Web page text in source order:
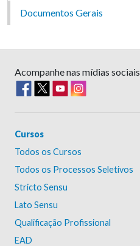
Documentos Gerais
Acompanhe nas mídias sociais
Cursos
Todos os Cursos
Todos os Processos Seletivos
Stricto Sensu
Lato Sensu
Qualificação Profissional
EAD